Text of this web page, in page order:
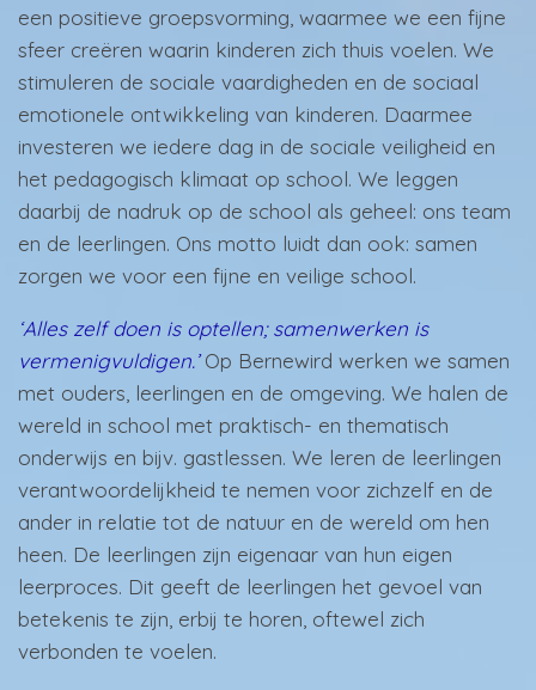
een positieve groepsvorming, waarmee we een fijne
sfeer creëren waarin kinderen zich thuis voelen. We
stimuleren de sociale vaardigheden en de sociaal
emotionele ontwikkeling van kinderen. Daarmee
investeren we iedere dag in de sociale veiligheid en
het pedagogisch klimaat op school. We leggen
daarbij de nadruk op de school als geheel: ons team
en de leerlingen. Ons motto luidt dan ook: samen
zorgen we voor een fijne en veilige school.
‘Alles zelf doen is optellen; samenwerken is
vermenigvuldigen.’Op Bernewird werken we samen
met ouders, leerlingen en de omgeving. We halen de
wereld in school met praktisch- en thematisch
onderwijs en bijv. gastlessen. We leren de leerlingen
verantwoordelijkheid te nemen voor zichzelf en de
ander in relatie tot de natuur en de wereld om hen
heen. De leerlingen zijn eigenaar van hun eigen
leerproces. Dit geeft de leerlingen het gevoel van
betekenis te zijn, erbij te horen, oftewel zich
verbonden te voelen.